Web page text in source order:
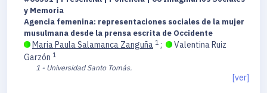
y Memoria
Agencia femenina: representaciones sociales de la mujer
musulmana desde la prensa escrita de Occidente
Maria Paula Salamanca Zanguña 1 ;
Valentina Ruiz
Garzón 1
1 - Universidad Santo Tomás.
[ver]